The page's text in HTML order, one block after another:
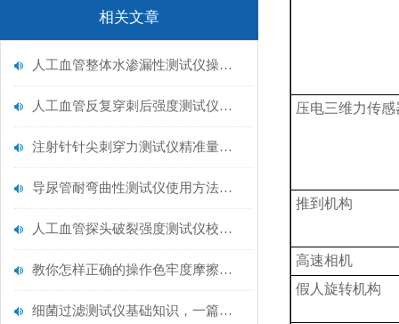
相关文章
人工血管整体水渗漏性测试仪操作中最容易出错的步骤
人工血管反复穿刺后强度测试仪是什么？透析患者的“生命管“质量靠它把关！
注射针针尖刺穿力测试仪精准量化针尖锋利度，构筑临床安全防线
导尿管耐弯曲性测试仪使用方法与操作规范
人工血管探头破裂强度测试仪校准规范：精准赋能医疗安全的技术基准
教你怎样正确的操作色牢度摩擦测试机
细菌过滤测试仪基础知识，一篇搞定
压电三维力传感
推到机构
高速相机
假人旋转机构